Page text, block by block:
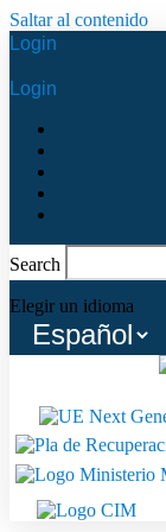
Saltar al contenido
Login
Login
Search
Elegir un idioma